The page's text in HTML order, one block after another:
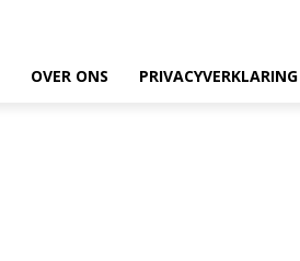
OVER ONS PRIVACYVERKLARING